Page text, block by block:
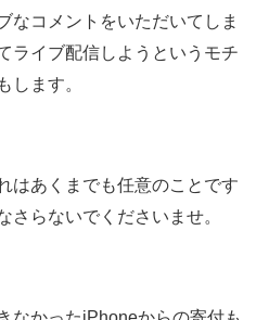
なコメントをいただいてしま
ライブ配信しようというモチ
します。
はあくまでも任意のことです
さらないでくださいませ。